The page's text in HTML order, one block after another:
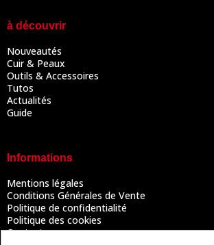
à découvrir
Nouveautés
Cuir & Peaux
Outils & Accessoires
Tutos
Actualités
Guide
Informations
Mentions légales
Conditions Générales de Vente
Politique de confidentialité
Politique des cookies
Contactez-nous